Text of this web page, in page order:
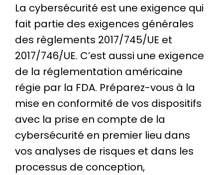
La cybersécurité est une exigence qui
fait partie des exigences générales
des règlements 2017/745/UE et
2017/746/UE. C’est aussi une exigence
de la réglementation américaine
régie par la FDA. Préparez-vous à la
mise en conformité de vos dispositifs
avec la prise en compte de la
cybersécurité en premier lieu dans
vos analyses de risques et dans les
processus de conception,